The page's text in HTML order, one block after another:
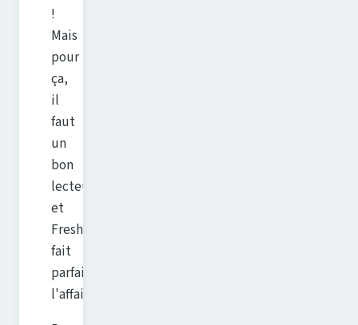
!
Mais
pour
ça,
il
faut
un
bon
lecteur
et
FreshRSS
fait
parfaitement
l'affaire.